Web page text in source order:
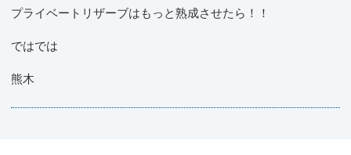
プライベートリザーブはもっと熟成させたら！！
ではでは
熊木